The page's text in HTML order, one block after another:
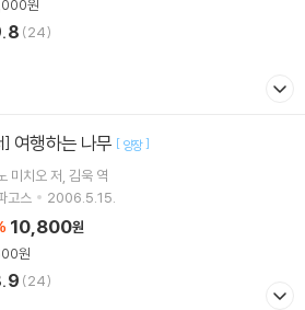
원
(24)
] 여행하는 나무 [ 양장]
미치오 저 김욱 역
고스
2006.5.15.
10,800원
원
(24)